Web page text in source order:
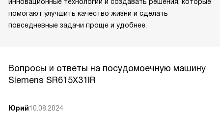
помогают улучшить качество жизни и сделать
повседневные задачи проще и удобнее.
Вопросы и ответы на посудомоечную машину
Siemens SR615X31IR
Юрий10.08.2024